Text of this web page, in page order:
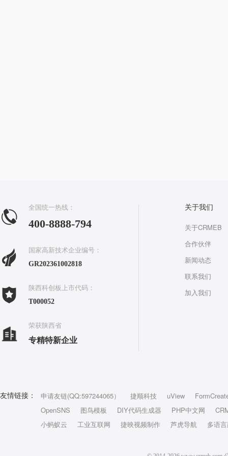
全国统一热线：
400-8888-794
国家高新技术企业编号：
GR202361002818
陕西科创板上市代码：
T000052
荣获陕西省
专精特新企业
关于我们
关于CRMEB
合作伙伴
新闻动态
联系我们
加入我们
友情链接： 申请友链(QQ:597244065） 捷顺科技 uView
OpenSNS
图鸟模板 DIY代码生成器 PHP中文网
小蚂蚁云
工业互联网 捷映视频制作 芦虎导航 多语